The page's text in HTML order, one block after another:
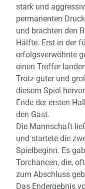
stark und
permanenten
und brachten den
Hälfte. Erst in der
erfolgsverwöhnte
einen Treffer
Trotz guter und
diesem Spiel
Ende der ersten
den Gast.
Die Mannschaft
und startete die
Spielbeginn. Es
Torchancen, die,
zum Abschluss
Das Endergebnis